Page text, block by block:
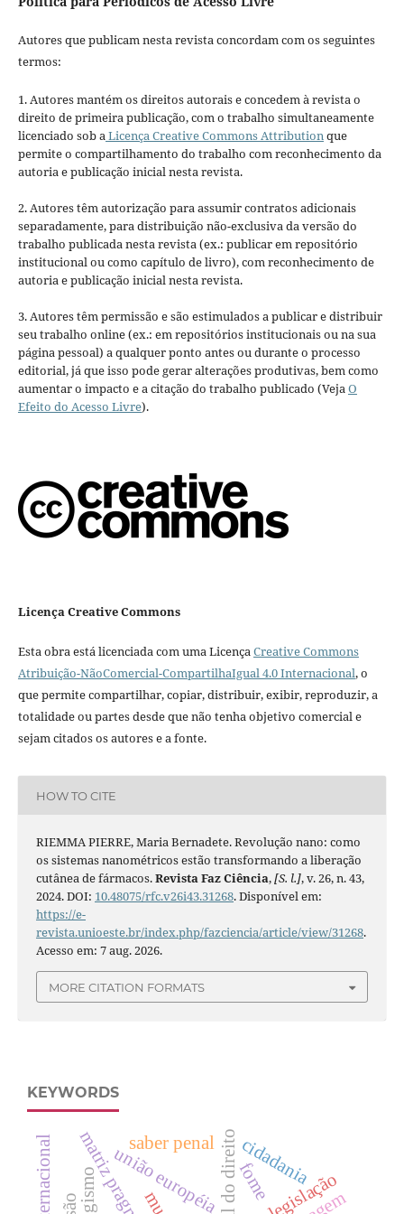
Autores que publicam nesta revista concordam com os seguintes
termos:
1. Autores mantém os direitos autorais e concedem à revista o
direito de primeira publicação, com o trabalho simultaneamente
licenciado sob aLicença Creative Commons Attributionque
permite o compartilhamento do trabalho com reconhecimento da
autoria e publicação inicial nesta revista.
2. Autores têm autorização para assumir contratos adicionais
separadamente, para distribuição não-exclusiva da versão do
trabalho publicada nesta revista (ex.: publicar em repositório
institucional ou como capítulo de livro), com reconhecimento de
autoria e publicação inicial nesta revista.
3. Autores têm permissão e são estimulados a publicar e distribuir
seu trabalho online (ex.: em repositórios institucionais ou na sua
página pessoal) a qualquer ponto antes ou durante o processo
editorial, já que isso pode gerar alterações produtivas, bem como
aumentar o impacto e a citação do trabalho publicado (VejaO
Efeito do Acesso Livre).
Licença Creative Commons
Esta obra está licenciada com uma LicençaCreative Commons
Atribuição-NãoComercial-CompartilhaIgual 4.0 Internacional, o
que permite compartilhar, copiar, distribuir, exibir, reproduzir, a
totalidade ou partes desde que não tenha objetivo comercial e
sejam citados os autores e a fonte.
HOW TO CITE
RIEMMA PIERRE, Maria Bernadete. Revolução nano: como
os sistemas nanométricos estão transformando a liberação
cutânea de fármacos.Revista Faz Ciência,[S. l.], v. 26, n. 43,
2024. DOI: 10.48075/rfc.v26i43.31268. Disponível em:
https://e-
revista.unioeste.br/index.php/fazciencia/article/view/31268.
Acesso em: 7 aug. 2026.
MORE CITATION FORMATS
KEYWORDS
união européia
saber penal cidadania
legislação
fome